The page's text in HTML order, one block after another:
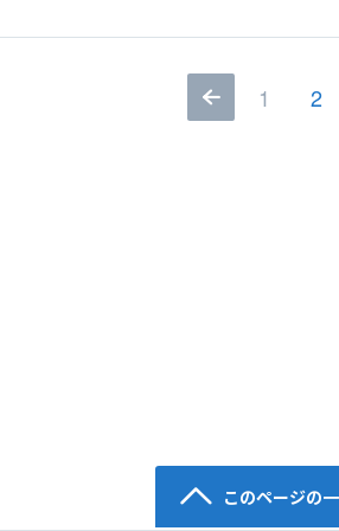
1 2
このページの